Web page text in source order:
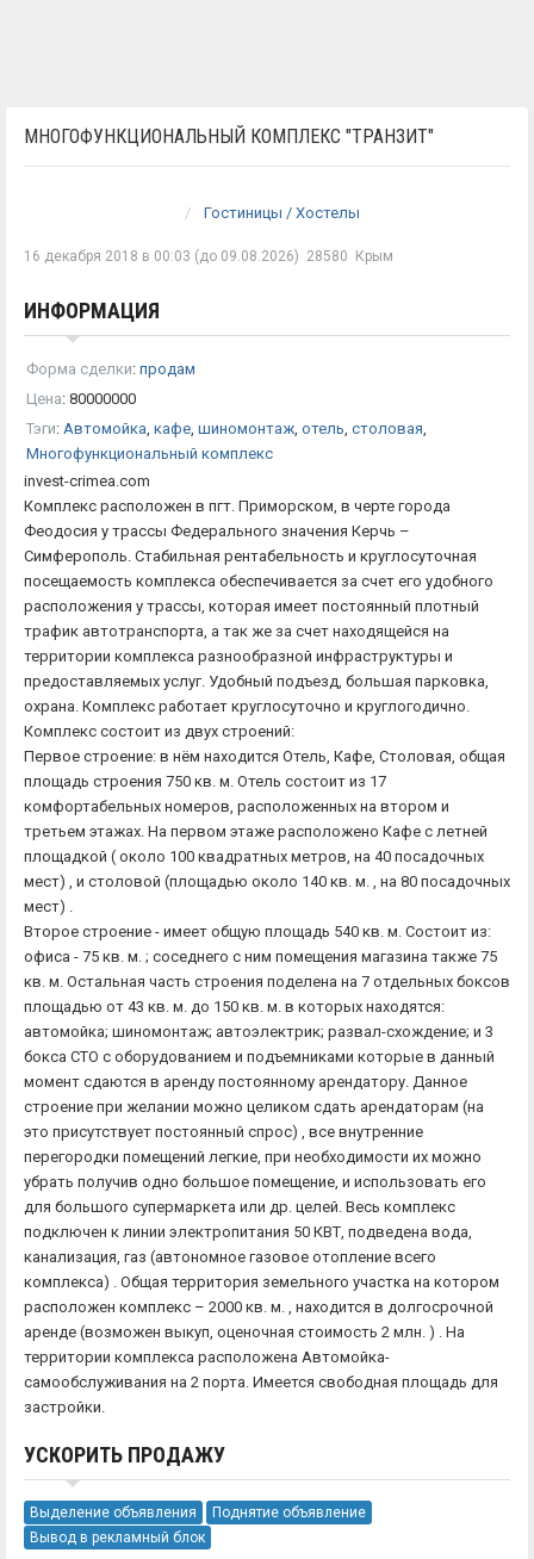
МНОГОФУНКЦИОНАЛЬНЫЙ КОМПЛЕКС "ТРАНЗИТ"
Гостиницы / Хостелы
16 декабря 2018 в 00:03 (до 09.08.2026) 28580 Крым
ИНФОРМАЦИЯ
Форма сделки: продам
Цена: 80000000
Тэги: Автомойка, кафе, шиномонтаж, отель, столовая,
Многофункциональный комплекс
invest-crimea.com
Комплекс расположен в пгт. Приморском, в черте города
Феодосия у трассы Федерального значения Керчь –
Симферополь. Стабильная рентабельность и круглосуточная
посещаемость комплекса обеспечивается за счет его удобного
расположения у трассы, которая имеет постоянный плотный
трафик автотранспорта, а так же за счет находящейся на
территории комплекса разнообразной инфраструктуры и
предоставляемых услуг. Удобный подъезд, большая парковка,
охрана. Комплекс работает круглосуточно и круглогодично.
Комплекс состоит из двух строений:
Первое строение: в нём находится Отель, Кафе, Столовая, общая
площадь строения 750 кв. м. Отель состоит из 17
комфортабельных номеров, расположенных на втором и
третьем этажах. На первом этаже расположено Кафе с летней
площадкой ( около 100 квадратных метров, на 40 посадочных
мест) , и столовой (площадью около 140 кв. м. , на 80 посадочных
мест) .
Второе строение - имеет общую площадь 540 кв. м. Состоит из:
офиса - 75 кв. м. ; соседнего с ним помещения магазина также 75
кв. м. Остальная часть строения поделена на 7 отдельных боксов
площадью от 43 кв. м. до 150 кв. м. в которых находятся:
автомойка; шиномонтаж; автоэлектрик; развал-схождение; и 3
бокса СТО с оборудованием и подъемниками которые в данный
момент сдаются в аренду постоянному арендатору. Данное
строение при желании можно целиком сдать арендаторам (на
это присутствует постоянный спрос) , все внутренние
перегородки помещений легкие, при необходимости их можно
убрать получив одно большое помещение, и использовать его
для большого супермаркета или др. целей. Весь комплекс
подключен к линии электропитания 50 КВТ, подведена вода,
канализация, газ (автономное газовое отопление всего
комплекса) . Общая территория земельного участка на котором
расположен комплекс – 2000 кв. м. , находится в долгосрочной
аренде (возможен выкуп, оценочная стоимость 2 млн. ) . На
территории комплекса расположена Автомойка-
самообслуживания на 2 порта. Имеется свободная площадь для
застройки.
УСКОРИТЬ ПРОДАЖУ
Выделение объявления
Поднятие объявление
Вывод в рекламный блок